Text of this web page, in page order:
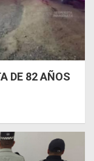
DE 82 AÑOS